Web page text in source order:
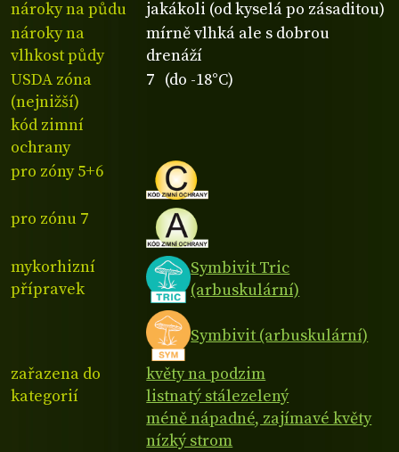
nároky na půdu
jakákoli (od kyselá po zásaditou)
nároky na
vlhkost půdy
mírně vlhká ale s dobrou
drenáží
USDA zóna
(nejnižší)
7 (do -18°C)
kód zimní
ochrany
pro zóny 5+6
pro zónu 7
mykorhizní
přípravek
Symbivit Tric
(arbuskulární)
Symbivit (arbuskulární)
zařazena do
kategorií
květy na podzim
listnatý stálezelený
méně nápadné, zajímavé květy
nízký strom